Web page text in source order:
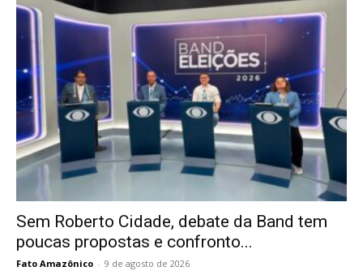
Sem Roberto Cidade, debate da Band tem
poucas propostas e confronto...
Fato Amazônico - 9 de agosto de 2026